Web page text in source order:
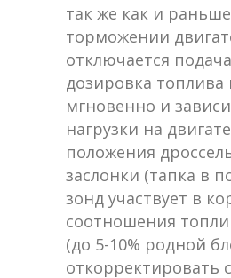
так же как и
торможении
отключается
дозировка топлива
мгновенно и
нагрузки на
положения
заслонки (тапка в
зонд участвует в
соотношения
(до 5-10% родной
откорректировать